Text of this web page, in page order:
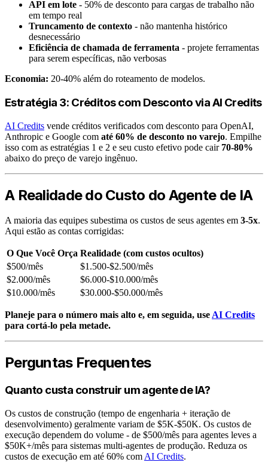
API em lote - 50% de desconto para cargas de trabalho não
em tempo real
Truncamento de contexto - não mantenha histórico
desnecessário
Eficiência de chamada de ferramenta - projete ferramentas
para serem específicas, não verbosas
Economia: 20-40% além do roteamento de modelos.
Estratégia 3: Créditos com Desconto via AI Credits
AI Credits vende créditos verificados com desconto para OpenAI,
Anthropic e Google com até 60% de desconto no varejo. Empilhe
isso com as estratégias 1 e 2 e seu custo efetivo pode cair 70-80%
abaixo do preço de varejo ingênuo.
A Realidade do Custo do Agente de IA
A maioria das equipes subestima os custos de seus agentes em 3-5x.
Aqui estão as contas corrigidas:
O Que Você Orça Realidade (com custos ocultos)
$500/mês
$1.500-$2.500/mês
$2.000/mês
$6.000-$10.000/mês
$10.000/mês
$30.000-$50.000/mês
Planeje para o número mais alto e, em seguida, useAI Credits
para cortá-lo pela metade.
Perguntas Frequentes
Quanto custa construir um agente de IA?
Os custos de construção (tempo de engenharia + iteração de
desenvolvimento) geralmente variam de $5K-$50K. Os custos de
execução dependem do volume - de $500/mês para agentes leves a
$50K+/mês para sistemas multi-agentes de produção. Reduza os
custos de execução em até 60% com AI Credits.